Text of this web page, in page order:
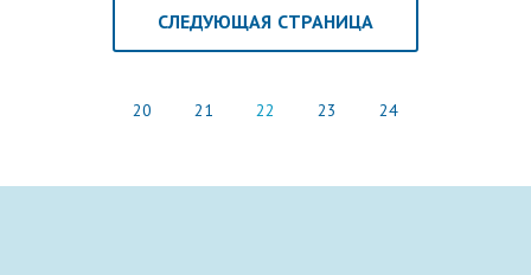
СЛЕДУЮЩАЯ СТРАНИЦА
20 21 22 23 24